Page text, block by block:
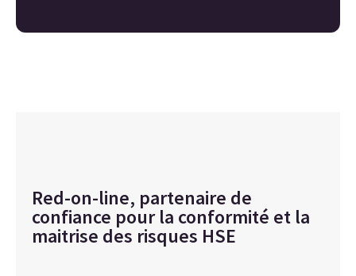
Red-on-line, partenaire de
confiance pour la conformité et la
maitrise des risques HSE